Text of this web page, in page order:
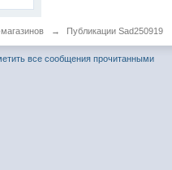
→ Публикации Sad250919
все сообщения прочитанными